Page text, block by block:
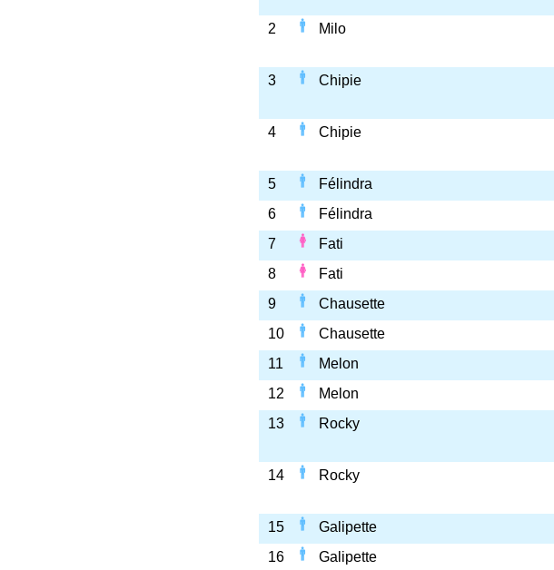
2
Milo
3
Chipie
4
Chipie
5
Félindra
6
Félindra
7
Fati
8
Fati
9
Chausette
10
Chausette
11
Melon
12
Melon
13
Rocky
14
Rocky
15
Galipette
16
Galipette